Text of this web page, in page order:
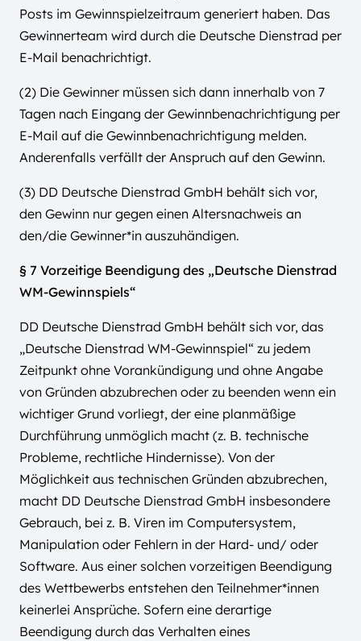
Posts im Gewinnspielzeitraum generiert haben. Das
Gewinnerteam wird durch die Deutsche Dienstrad per
E-Mail benachrichtigt.
(2) Die Gewinner müssen sich dann innerhalb von 7
Tagen nach Eingang der Gewinnbenachrichtigung per
E-Mail auf die Gewinnbenachrichtigung melden.
Anderenfalls verfällt der Anspruch auf den Gewinn.
(3) DD Deutsche Dienstrad GmbH behält sich vor,
den Gewinn nur gegen einen Altersnachweis an
den/die Gewinner*in auszuhändigen.
§ 7 Vorzeitige Beendigung des „Deutsche Dienstrad
WM-Gewinnspiels“
DD Deutsche Dienstrad GmbH behält sich vor, das
„Deutsche Dienstrad WM-Gewinnspiel“ zu jedem
Zeitpunkt ohne Vorankündigung und ohne Angabe
von Gründen abzubrechen oder zu beenden wenn ein
wichtiger Grund vorliegt, der eine planmäßige
Durchführung unmöglich macht (z. B. technische
Probleme, rechtliche Hindernisse). Von der
Möglichkeit aus technischen Gründen abzubrechen,
macht DD Deutsche Dienstrad GmbH insbesondere
Gebrauch, bei z. B. Viren im Computersystem,
Manipulation oder Fehlern in der Hard- und/ oder
Software. Aus einer solchen vorzeitigen Beendigung
des Wettbewerbs entstehen den Teilnehmer*innen
keinerlei Ansprüche. Sofern eine derartige
Beendigung durch das Verhalten eines